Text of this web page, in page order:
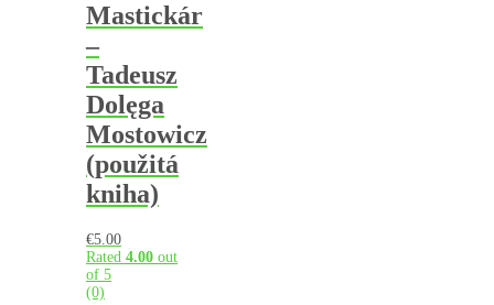
Mastickár
–
Tadeusz
Dolęga
Mostowicz
(použitá
kniha)
€5.00
Rated 4.00 out
of 5
(0)